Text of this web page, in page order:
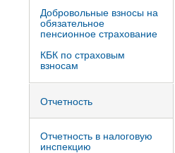
Добровольные взносы на
обязательное
пенсионное страхование
КБК по страховым
взносам
Отчетность
Отчетность в налоговую
инспекцию